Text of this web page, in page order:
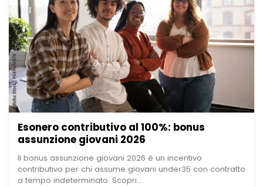
Esonero contributivo al 100%: bonus
assunzione giovani 2026
Il bonus assunzione giovani 2026 è un incentivo
contributivo per chi assume giovani under35 con contratto
a tempo indeterminato. Scopri...